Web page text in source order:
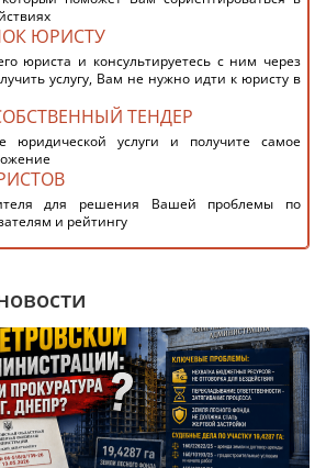
ЮРИСТУ
юриста и консультируетесь с ним через
услугу, Вам не нужно идти к юристу в
ТЕНДЕР
юридической услуги и получите самое
для решения Вашей проблемы по
и рейтингу